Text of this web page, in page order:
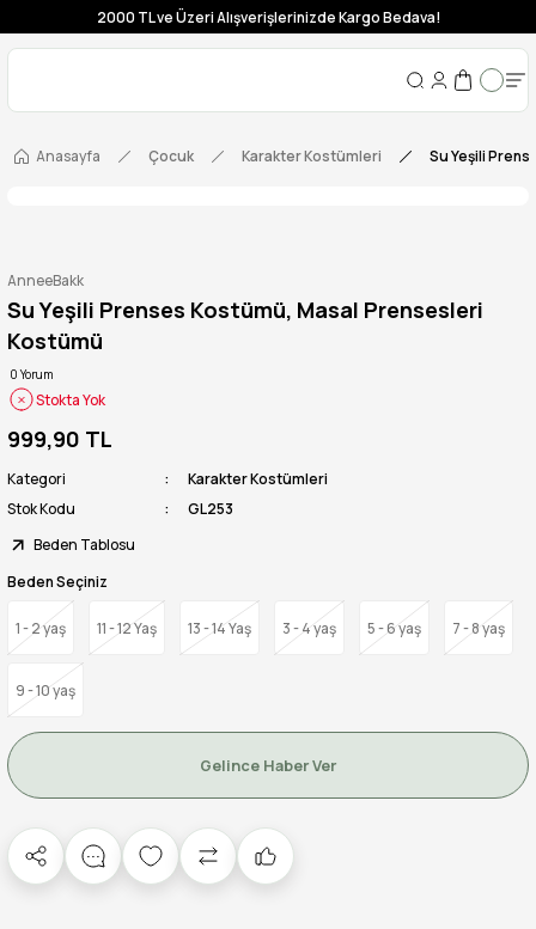
2000 TL ve Üzeri Alışverişlerinizde Kargo Bedava!
Anasayfa Çocuk Karakter Kostümleri Su Yeşili
AnneeBakk
Su Yeşili Prenses Kostümü, Masal Prensesleri
Kostümü
0 Yorum
Stokta Yok
999,90 TL
Kategori
Karakter Kostümleri
Stok Kodu
GL253
Beden Tablosu
Beden Seçiniz
1 - 2 yaş 11 - 12 Yaş 13 - 14 Yaş 3 - 4 yaş 5 - 6 yaş 7 - 8 yaş
9 - 10 yaş
Gelince Haber Ver